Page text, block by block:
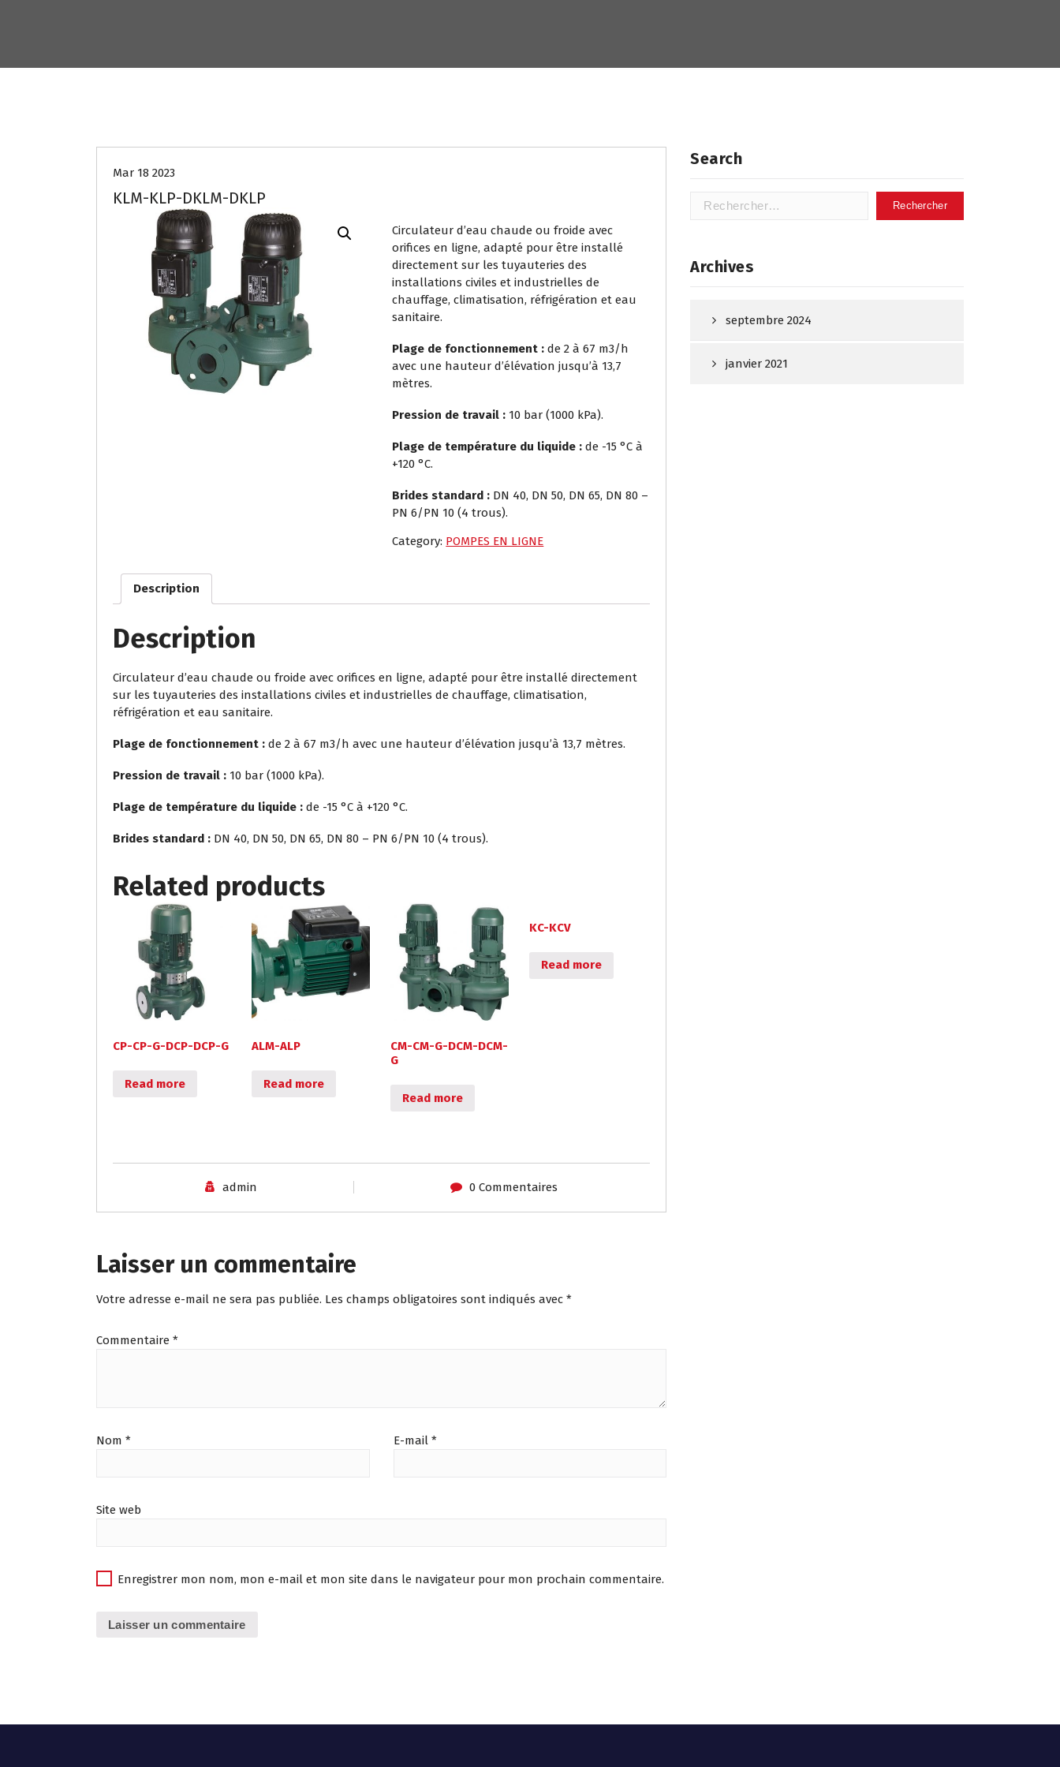
Mar 18 2023
KLM-KLP-DKLM-DKLP
Circulateur d’eau chaude ou froide avec
orifices en ligne, adapté pour être installé
directement sur les tuyauteries des
installations civiles et industrielles de
chauffage, climatisation, réfrigération et eau
sanitaire.
Plage de fonctionnement : de 2 à 67 m3/h
avec une hauteur d’élévation jusqu’à 13,7
mètres.
Pression de travail : 10 bar (1000 kPa).
Plage de température du liquide : de -15 °C à
+120 °C.
Brides standard : DN 40, DN 50, DN 65, DN 80 –
PN 6/PN 10 (4 trous).
Category: POMPES EN LIGNE
Description
Description
Circulateur d’eau chaude ou froide avec orifices en ligne, adapté pour être installé directement
sur les tuyauteries des installations civiles et industrielles de chauffage, climatisation,
réfrigération et eau sanitaire.
Plage de fonctionnement : de 2 à 67 m3/h avec une hauteur d’élévation jusqu’à 13,7 mètres.
Pression de travail : 10 bar (1000 kPa).
Plage de température du liquide : de -15 °C à +120 °C.
Brides standard : DN 40, DN 50, DN 65, DN 80 – PN 6/PN 10 (4 trous).
Related products
CP-CP-G-DCP-DCP-G
Read more
ALM-ALP
Read more
CM-CM-G-DCM-DCM-
G
Read more
KC-KCV
Read more
admin 0 Commentaires
Laisser un commentaire
Votre adresse e-mail ne sera pas publiée. Les champs obligatoires sont indiqués avec *
Commentaire *
Nom * E-mail *
Site web
Enregistrer mon nom, mon e-mail et mon site dans le navigateur pour mon prochain commentaire.
Search
Rechercher :
Archives
septembre 2024
janvier 2021